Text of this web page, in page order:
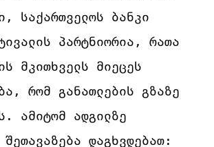
საქართველოს ბანკი
პარტნიორია, რათა
მკითხველს მიეცეს
რომ განათლების გზაზე
ამიტომ ადგილზე
შეთავაზება დაგხვდებათ: